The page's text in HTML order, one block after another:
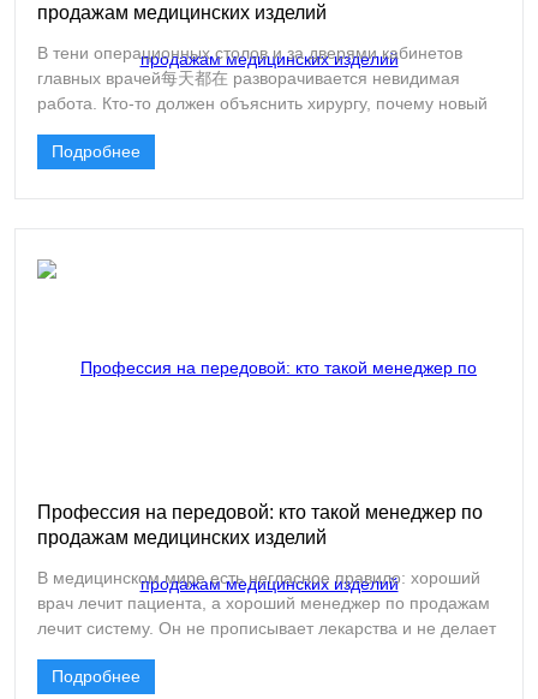
продажам медицинских изделий
В тени операционных столов и за дверями кабинетов
главных врачей每天都在 разворачивается невидимая
работа. Кто-то должен объяснить хирургу, почему новый
отделением выделить бюджет на инновационные
эндоскопическим оборудованием доехал до больницы
без повреждений. Этого человека называют по-разному:
медоборудования, специалист по продвижению. Но суть
Подробнее
Профессия на передовой: кто такой менеджер по
продажам медицинских изделий
В медицинском мире есть негласное правило: хороший
врач лечит пациента, а хороший менеджер по продажам
лечит систему. Он не прописывает лекарства и не делает
операционной новейший аппарат для малоинвазивной
Подробнее